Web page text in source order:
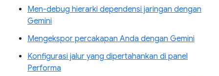
Men-debug hierarki dependensi jaringan dengan
Gemini
Mengekspor percakapan Anda dengan Gemini
Konfigurasi jalur yang dipertahankan di panel
Performa